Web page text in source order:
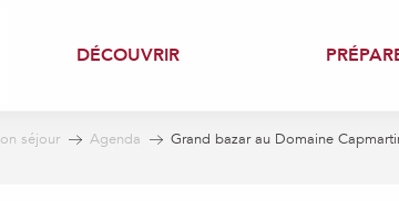
DÉCOUVRIR
séjour Agenda Grand bazar au Domaine